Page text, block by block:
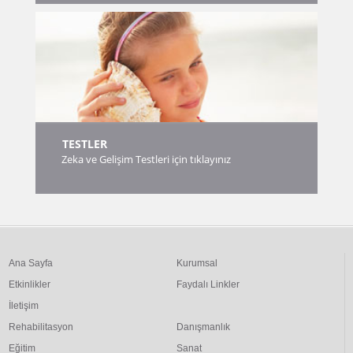
TESTLER
Zeka ve Gelişim Testleri için tıklayınız
Ana Sayfa
Kurumsal
Etkinlikler
Faydalı Linkler
İletişim
Rehabilitasyon
Danışmanlık
Eğitim
Sanat